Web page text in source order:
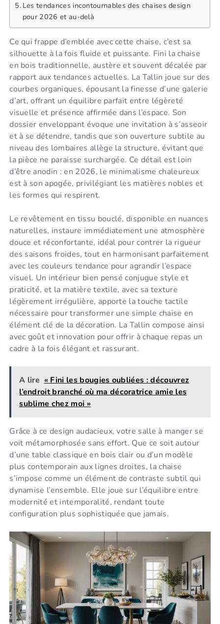
Les tendances incontournables des chaises design
pour 2026 et au-delà
Ce qui frappe d’emblée avec cette chaise, c’est sa
silhouette à la fois fluide et puissante. Fini la chaise
en bois traditionnelle, austère et souvent décalée par
rapport aux tendances actuelles. La Tallin joue sur des
courbes organiques, épousant la finesse d’une galerie
d’art, offrant un équilibre parfait entre légèreté
visuelle et présence affirmée dans l’espace. Son
dossier enveloppant évoque une invitation à s’asseoir
et à se détendre, tandis que son ouverture subtile au
niveau des lombaires allège la structure, évitant que
la pièce ne paraisse surchargée. Ce détail est loin
d’être anodin : en 2026, le minimalisme chaleureux
est à son apogée, privilégiant les matières nobles et
les formes qui respirent.
Le revêtement en tissu bouclé, disponible en nuances
naturelles, instaure immédiatement une atmosphère
douce et réconfortante, idéal pour contrer la rigueur
des saisons froides, tout en harmonisant parfaitement
avec les couleurs tendance pour agrandir l’espace
visuel. Un intérieur bien pensé conjugue style et
praticité, et la matière textile, avec sa texture
légèrement irrégulière, apporte la touche tactile
nécessaire pour transformer une simple chaise en
élément clé de la décoration. La Tallin compose ainsi
avec goût et innovation pour offrir à chaque repas un
cadre à la fois élégant et rassurant.
A lire « Fini les bougies oubliées : découvrez
l’endroit branché où ma décoratrice amie les
sublime chez moi »
Grâce à ce design audacieux, votre salle à manger se
voit métamorphosée sans effort. Que ce soit autour
d’une table classique en bois clair ou d’un modèle
plus contemporain aux lignes droites, la chaise
s’impose comme un élément de contraste subtil qui
dynamise l’ensemble. Elle joue sur l’équilibre entre
modernité et intemporalité, rendant toute
configuration plus sophistiquée que jamais.